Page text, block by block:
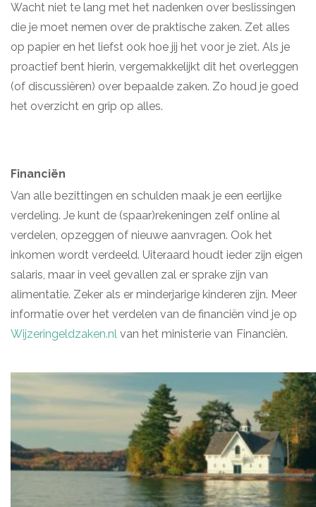
Wacht niet te lang met het nadenken over beslissingen
die je moet nemen over de praktische zaken. Zet alles
op papier en het liefst ook hoe jij het voor je ziet. Als je
proactief bent hierin, vergemakkelijkt dit het overleggen
(of discussiëren) over bepaalde zaken. Zo houd je goed
het overzicht en grip op alles.
Financiën
Van alle bezittingen en schulden maak je een eerlijke
verdeling. Je kunt de (spaar)rekeningen zelf online al
verdelen, opzeggen of nieuwe aanvragen. Ook het
inkomen wordt verdeeld. Uiteraard houdt ieder zijn eigen
salaris, maar in veel gevallen zal er sprake zijn van
alimentatie. Zeker als er minderjarige kinderen zijn. Meer
informatie over het verdelen van de financiën vind je op
Wijzeringeldzaken.nl van het ministerie van Financiën.